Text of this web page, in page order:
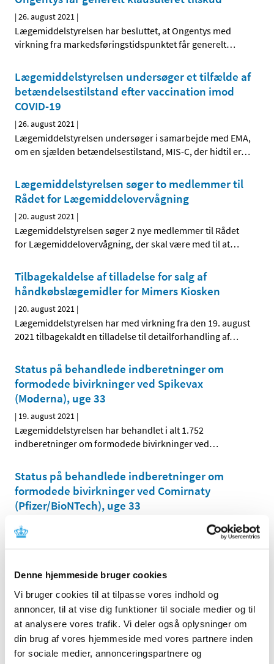
Denne hjemmeside bruger cookies
Vi bruger cookies til at tilpasse vores indhold og
annoncer, til at vise dig funktioner til sociale medier og til
at analysere vores trafik. Vi deler også oplysninger om
din brug af vores hjemmeside med vores partnere inden
for sociale medier, annonceringspartnere og
|26. august 2021 |
Lægemiddelstyrelsen har besluttet, at Ongentys med
virkning fra markedsføringstidspunktet får generelt…
Lægemiddelstyrelsen undersøger et tilfælde af
betændelsestilstand efter vaccination imod
COVID-19
|26. august 2021 |
Lægemiddelstyrelsen undersøger i samarbejde med EMA,
om en sjælden betændelsestilstand, MIS-C, der hidtil er…
Lægemiddelstyrelsen søger to medlemmer til
Rådet for Lægemiddelovervågning
|20. august 2021 |
Lægemiddelstyrelsen søger 2 nye medlemmer til Rådet
for Lægemiddelovervågning, der skal være med til at…
Tilbagekaldelse af tilladelse for salg af
håndkøbslægemidler for Mimers Kiosken
|20. august 2021 |
Lægemiddelstyrelsen har med virkning fra den 19. august
2021 tilbagekaldt en tilladelse til detailforhandling af…
Status på behandlede indberetninger om
formodede bivirkninger ved Spikevax
(Moderna), uge 33
| 19. august 2021 |
Lægemiddelstyrelsen har behandlet i alt 1.752
indberetninger om formodede bivirkninger ved…
Status på behandlede indberetninger om
formodede bivirkninger ved Comirnaty
(Pfizer/BioNTech), uge 33
19. august 2021
Lægemiddelstyrelsen har behandlet i alt 8.390
indberetninger om formodede bivirkninger ved…
Status på behandlede indberetninger om
formodede bivirkninger ved Vaxzevria
(AstraZeneca), uge 33
|19. august 2021 |
Lægemiddelstyrelsen har behandlet i alt 3.735
indberetninger om formodede bivirkninger ved